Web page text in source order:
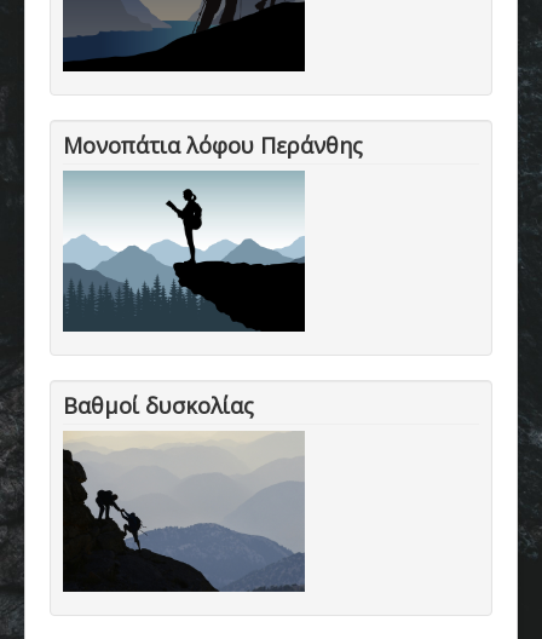
Μονοπάτια λόφου Περάνθης
Βαθμοί δυσκολίας